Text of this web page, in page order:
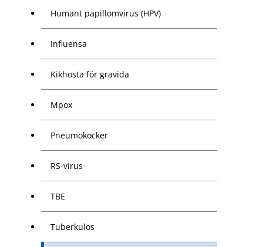
Humant papillomvirus (HPV)
Influensa
Kikhosta för gravida
Mpox
Pneumokocker
RS-virus
TBE
Tuberkulos